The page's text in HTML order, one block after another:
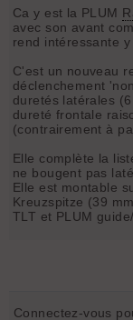
Ca y est la PLUM
avec son avant
rend intéressante
C'est un nouveau
déclenchement
duretés latérales
dureté frontale
(contrairement à
Elle complète la
ne bougent pas
Elle est montable
Kreuzspitze (39
TLT et PLUM
Connectez-vous